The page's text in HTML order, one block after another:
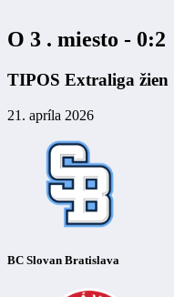
O 3 . miesto - 0:2
TIPOS Extraliga žien
21. apríla 2026
BC Slovan Bratislava